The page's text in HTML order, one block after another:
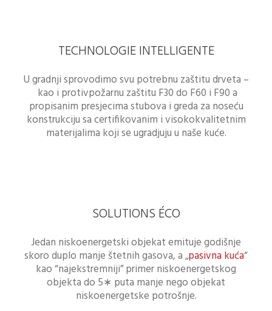
TECHNOLOGIE INTELLIGENTE
U gradnji sprovodimo svu potrebnu zaštitu drveta –
kao i protivpožarnu zaštitu F30 do F60 i F90 a
propisanim presjecima stubova i greda za noseću
konstrukciju sa certifikovanim i visokokvalitetnim
materijalima koji se ugradjuju u naše kuće.
SOLUTIONS ÉCO
Jedan niskoenergetski objekat emituje godišnje
skoro duplo manje štetnih gasova, a „pasivna kuća“
kao “najekstremniji” primer niskoenergetskog
objekta do 5∗ puta manje nego objekat
niskoenergetske potrošnje.